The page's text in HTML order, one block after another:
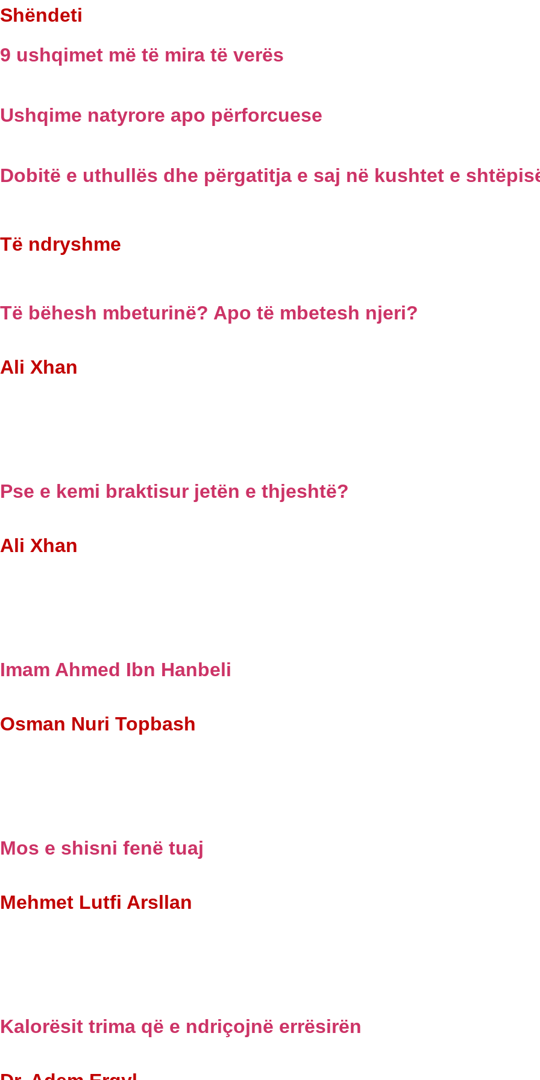
Shëndeti
9 ushqimet më të mira të verës
Ushqime natyrore apo përforcuese
Dobitë e uthullës dhe përgatitja e saj në kushtet e
Të ndryshme
Të bëhesh mbeturinë? Apo të mbetesh njeri?
Ali Xhan
Pse e kemi braktisur jetën e thjeshtë?
Ali Xhan
Imam Ahmed Ibn Hanbeli
Osman Nuri Topbash
Mos e shisni fenë tuaj
Mehmet Lutfi Arsllan
Kalorësit trima që e ndriçojnë errësirën